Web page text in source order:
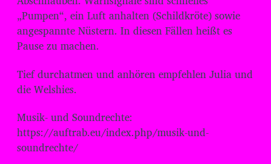
„Pumpen“, ein Luft anhalten (Schildkröte) sowie
angespannte Nüstern. In diesen Fällen heißt es
Pause zu machen.
Tief durchatmen und anhören empfehlen Julia und
die Welshies.
Musik- und Soundrechte:
⁠⁠⁠⁠⁠⁠⁠⁠⁠⁠⁠⁠⁠⁠⁠⁠⁠⁠⁠⁠⁠https://auftrab.eu/index.php/musik-und-
soundrechte/